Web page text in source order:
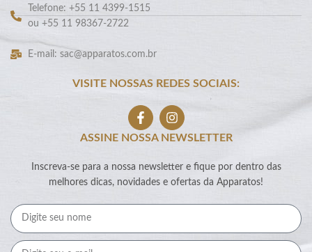
Telefone: +55 11 4399-1515
ou +55 11 98367-2722
E-mail: sac@apparatos.com.br
VISITE NOSSAS REDES SOCIAIS:
ASSINE NOSSA NEWSLETTER
Inscreva-se para a nossa newsletter e fique por dentro das
melhores dicas, novidades e ofertas da Apparatos!